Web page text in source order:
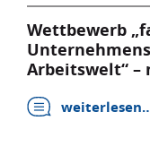
Wettbewerb
Arbeitswelt“ –